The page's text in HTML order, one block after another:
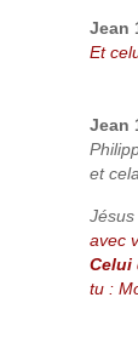
Jean
Et
Jean
et
avec
Celui
tu :